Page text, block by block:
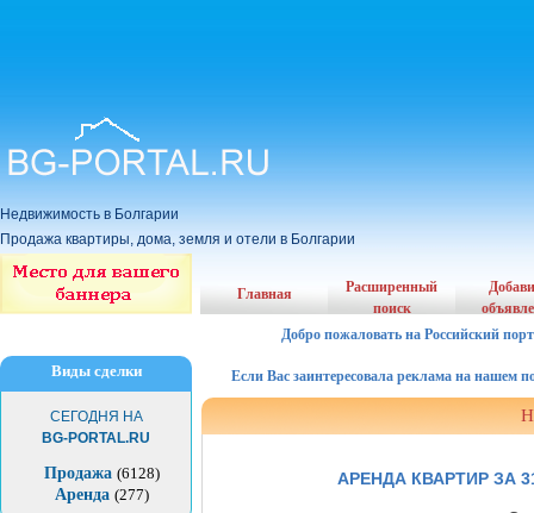
Недвижимость в Болгарии
Продажа квартиры, дома, земля и отели в Болгарии
Виды сделки
СЕГОДНЯ НА
BG-PORTAL.RU
Продажа (6128)
Аренда (277)
Главная
Расширенный
поиск
Добро пожаловать на Российский
Если Вас заинтересовала реклама на нашем
АРЕНДА КВАРТИР ЗА